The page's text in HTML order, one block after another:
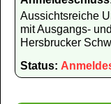
Aussichtsreiche
mit Ausgangs-
Hersbrucker
Status: